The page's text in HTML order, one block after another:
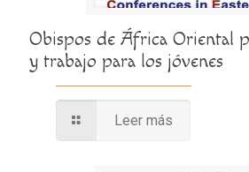
Obispos de África Oriental
y trabajo para los jóvenes
Leer más